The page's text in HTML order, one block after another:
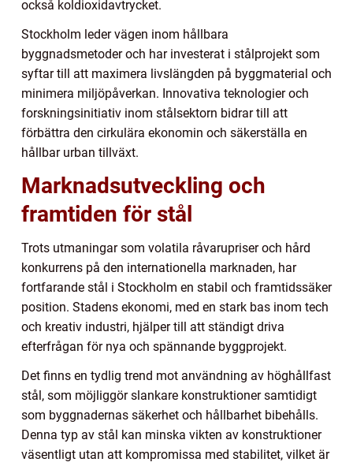
också koldioxidavtrycket.
Stockholm leder vägen inom hållbara
byggnadsmetoder och har investerat i stålprojekt som
syftar till att maximera livslängden på byggmaterial och
minimera miljöpåverkan. Innovativa teknologier och
forskningsinitiativ inom stålsektorn bidrar till att
förbättra den cirkulära ekonomin och säkerställa en
hållbar urban tillväxt.
Marknadsutveckling och
framtiden för stål
Trots utmaningar som volatila råvarupriser och hård
konkurrens på den internationella marknaden, har
fortfarande stål i Stockholm en stabil och framtidssäker
position. Stadens ekonomi, med en stark bas inom tech
och kreativ industri, hjälper till att ständigt driva
efterfrågan för nya och spännande byggprojekt.
Det finns en tydlig trend mot användning av höghållfast
stål, som möjliggör slankare konstruktioner samtidigt
som byggnadernas säkerhet och hållbarhet bibehålls.
Denna typ av stål kan minska vikten av konstruktioner
väsentligt utan att kompromissa med stabilitet, vilket är